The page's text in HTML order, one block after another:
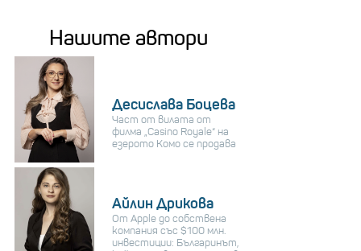
Нашите автори
Десислава Боцева
Част от вилата от
филма „Casino Royale“ на
езерото Комо се продава
Айлин Дрикова
От Apple до собствена
компания със $100 млн.
инвестиции: Българинът,